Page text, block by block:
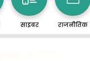
साइबर राजनीतिक